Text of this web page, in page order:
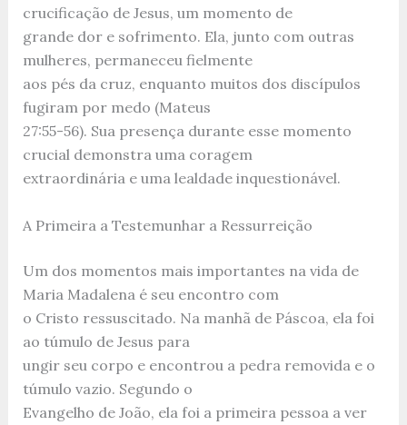
crucificação de Jesus, um momento de
grande dor e sofrimento. Ela, junto com outras
mulheres, permaneceu fielmente
aos pés da cruz, enquanto muitos dos discípulos
fugiram por medo (Mateus
27:55-56). Sua presença durante esse momento
crucial demonstra uma coragem
extraordinária e uma lealdade inquestionável.
A Primeira a Testemunhar a Ressurreição
Um dos momentos mais importantes na vida de
Maria Madalena é seu encontro com
o Cristo ressuscitado. Na manhã de Páscoa, ela foi
ao túmulo de Jesus para
ungir seu corpo e encontrou a pedra removida e o
túmulo vazio. Segundo o
Evangelho de João, ela foi a primeira pessoa a ver